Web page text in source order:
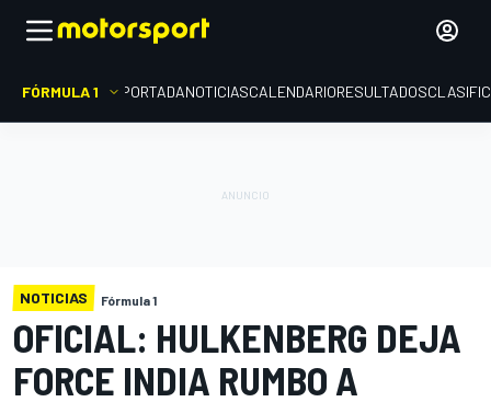
FÓRMULA 1 PORTADANOTICIASCALENDARIORESULTADOS
NOTICIAS Fórmula 1
OFICIAL: HULKENBERG DEJA
FORCE INDIA RUMBO A